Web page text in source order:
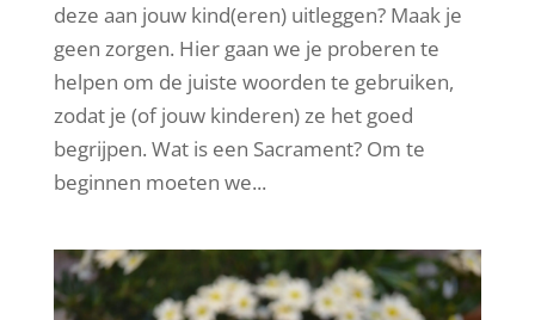
deze aan jouw kind(eren) uitleggen? Maak je
geen zorgen. Hier gaan we je proberen te
helpen om de juiste woorden te gebruiken,
zodat je (of jouw kinderen) ze het goed
begrijpen. Wat is een Sacrament? Om te
beginnen moeten we...